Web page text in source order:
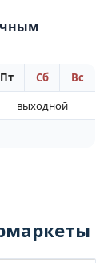
Пт Сб
Вс
выходной